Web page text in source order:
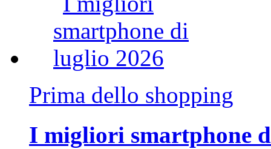
Prima dello shopping
I migliori smartphone